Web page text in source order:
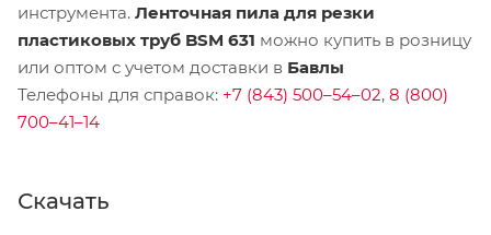
инструмента. Ленточная пила для резки
пластиковых труб BSM 631 можно купить в розницу
или оптом с учетом доставки в Бавлы
Телефоны для справок: +7 (843) 500–54–02, 8 (800)
700–41–14
Скачать